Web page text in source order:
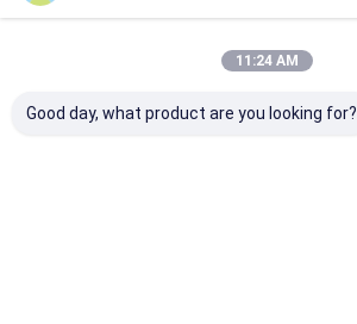
11:24 AM
Good day, what product are you looking for?